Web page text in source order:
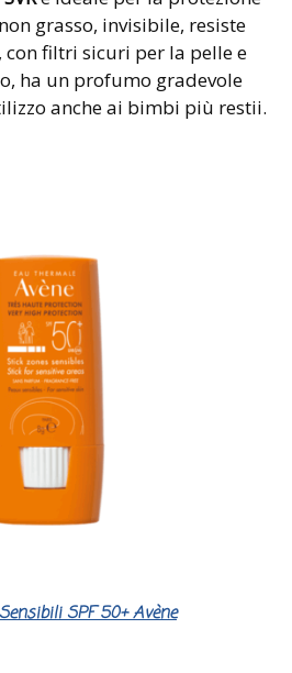
grasso, invisibile, resiste
con filtri sicuri per la pelle e
ha un profumo gradevole
anche ai bimbi più restii.
SPF 50+ Avène